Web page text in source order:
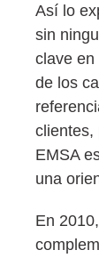
Así lo
sin
clave en
de los
clientes,
EMSA
una
En